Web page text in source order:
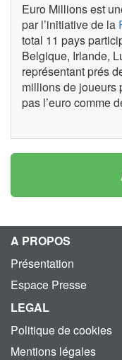
Euro Millions est
par l’initiative de la
total 11 pays
Belgique, Irlande,
représentant prés
millions de joueurs
pas l’euro comme
A PROPOS
Présentation
Espace Presse
LEGAL
Politique de cookies
Mentions légales